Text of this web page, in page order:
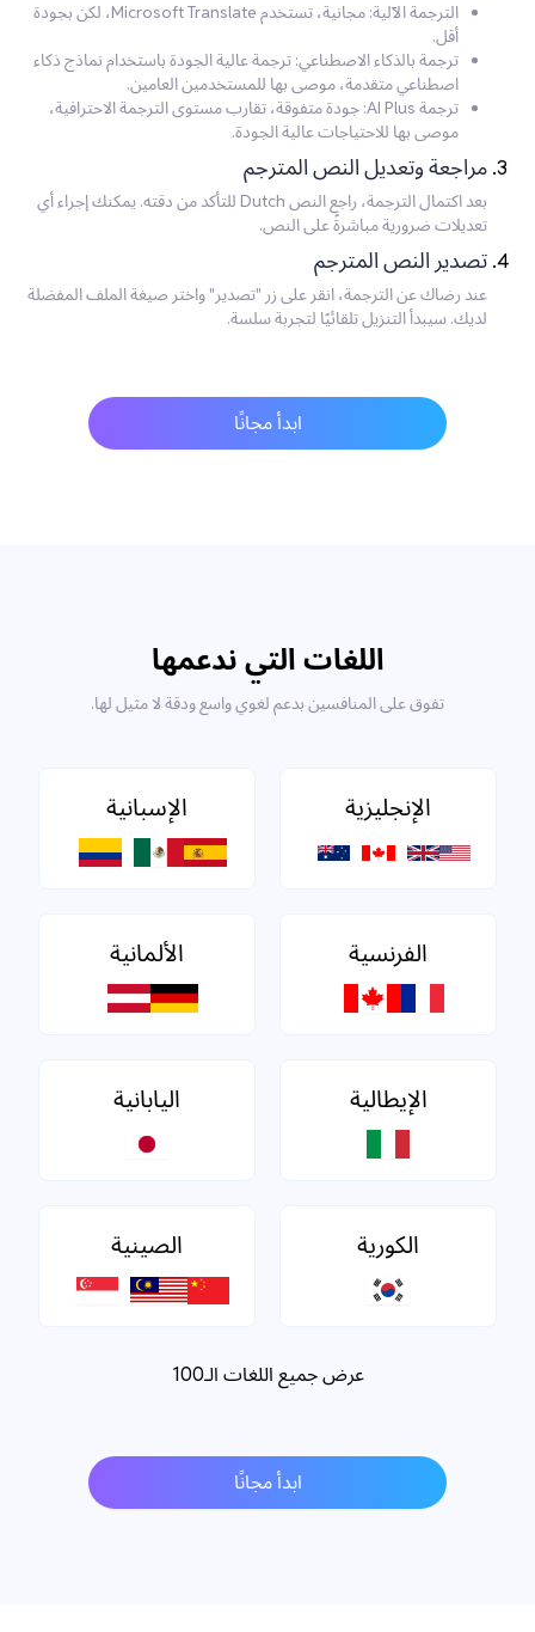
الترجمة الآلية: مجانية، تستخدم Microsoft Translate، لكن بجودة
أقل.
ترجمة بالذكاء الاصطناعي: ترجمة عالية الجودة باستخدام نماذج ذكاء
اصطناعي متقدمة، موصى بها للمستخدمين العامين.
ترجمة AI Plus: جودة متفوقة، تقارب مستوى الترجمة الاحترافية،
موصى بها للاحتياجات عالية الجودة.
مراجعة وتعديل النص المترجم
بعد اكتمال الترجمة، راجع النص Dutch للتأكد من دقته. يمكنك إجراء أي
تعديلات ضرورية مباشرةً على النص.
تصدير النص المترجم
عند رضاك عن الترجمة، انقر على زر "تصدير" واختر صيغة الملف المفضلة
لديك. سيبدأ التنزيل تلقائيًا لتجربة سلسة.
ابدأ مجانًا
اللغات التي ندعمها
تفوق على المنافسين بدعم لغوي واسع ودقة لا مثيل لها.
الإنجليزية الإسبانية
الفرنسية الألمانية
الإيطالية اليابانية
الكورية الصينية
عرض جميع اللغات الـ100
ابدأ مجانًا